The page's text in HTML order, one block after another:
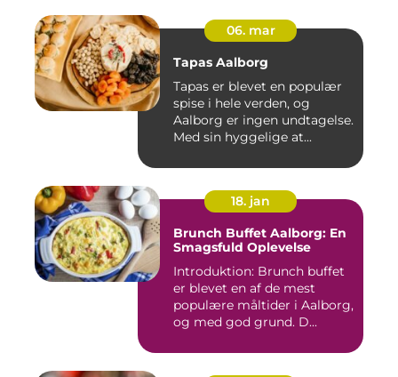
06. mar
Tapas Aalborg
Tapas er blevet en populær
spise i hele verden, og
Aalborg er ingen undtagelse.
Med sin hyggelige at...
18. jan
Brunch Buffet Aalborg: En
Smagsfuld Oplevelse
Introduktion: Brunch buffet
er blevet en af de mest
populære måltider i Aalborg,
og med god grund. D...